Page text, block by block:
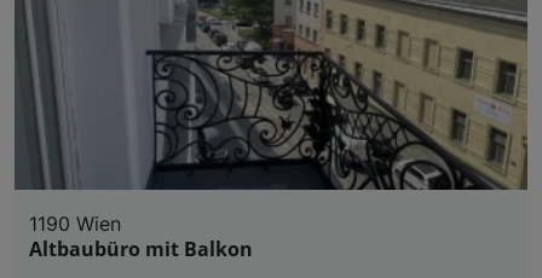
1190 Wien
Altbaubüro mit Balkon